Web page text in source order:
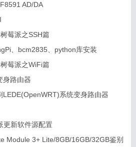
AD/DA
莓派之SSH篇
、bcm2835、python库安装
莓派之WiFi篇
身路由器
系统变身路由器
更新软件源配置
Module 3+ Lite/8GB/16GB/32GB鉴别